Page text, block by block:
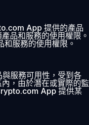
App 提供的產品
品和服務的使用權限。
服務的使用權限。
服務可用性，受到各
，由於潛在或實際的監
App 提供某